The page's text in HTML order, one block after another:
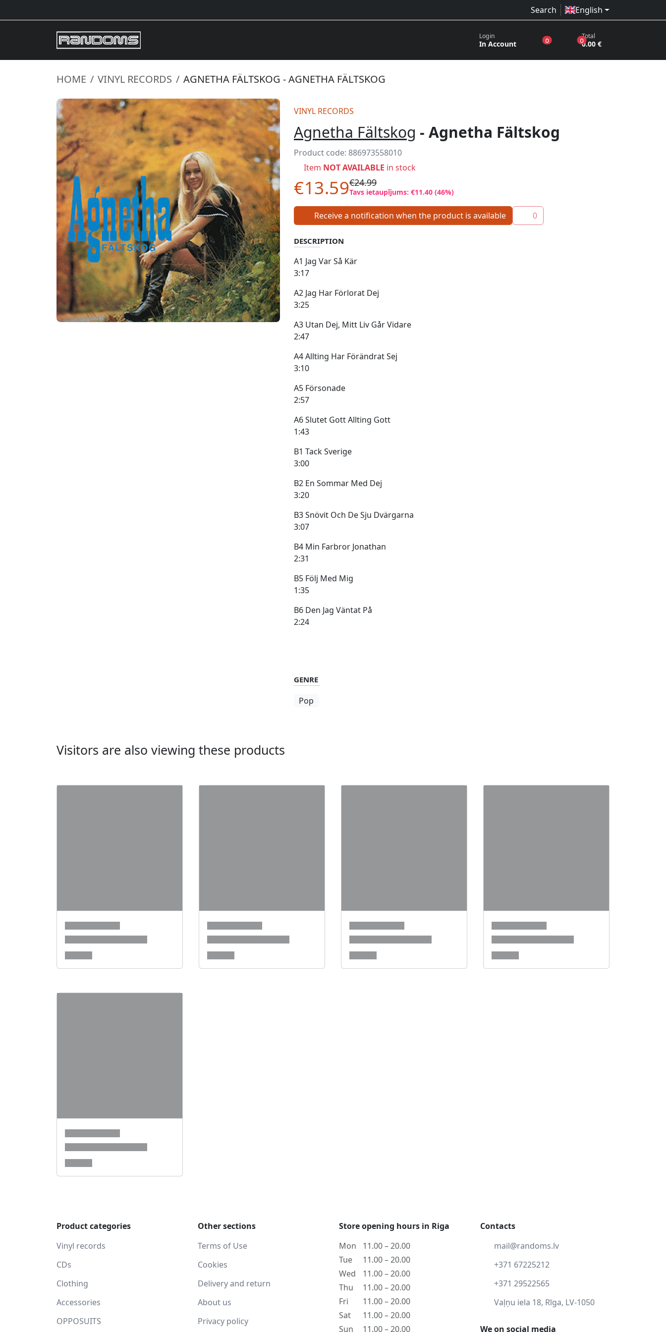
Search English
Login
In Account 0products in the wish list
0products in the basket
Total
0.00 €
HOME VINYL RECORDS AGNETHA FÄLTSKOG - AGNETHA FÄLTSKOG
VINYL RECORDS
Agnetha Fältskog - Agnetha Fältskog
Product code: 886973558010
Item NOT AVAILABLE in stock
€13.59€24.99
Tavs ietaupījums: €11.40 (46%)
Receive a notification when the product is available 0
DESCRIPTION
A1 Jag Var Så Kär
3:17
A2 Jag Har Förlorat Dej
3:25
A3 Utan Dej, Mitt Liv Går Vidare
2:47
A4 Allting Har Förändrat Sej
3:10
A5 Försonade
2:57
A6 Slutet Gott Allting Gott
1:43
B1 Tack Sverige
3:00
B2 En Sommar Med Dej
3:20
B3 Snövit Och De Sju Dvärgarna
3:07
B4 Min Farbror Jonathan
2:31
B5 Följ Med Mig
1:35
B6 Den Jag Väntat På
2:24
GENRE
Pop
Visitors are also viewing these products
Product categories
Vinyl records
CDs
Clothing
Accessories
OPPOSUITS
Other sections
Terms of Use
Cookies
Delivery and return
About us
Privacy policy
Store opening hours in Riga
Mon
11.00 – 20.00
Tue
11.00 – 20.00
Wed
11.00 – 20.00
Thu
11.00 – 20.00
Fri
11.00 – 20.00
Sat
11.00 – 20.00
Sun
11.00 – 20.00
Contacts
mail@randoms.lv
+371 67225212
+371 29522565
Vaļņu iela 18, Rīga, LV-1050
We on social media